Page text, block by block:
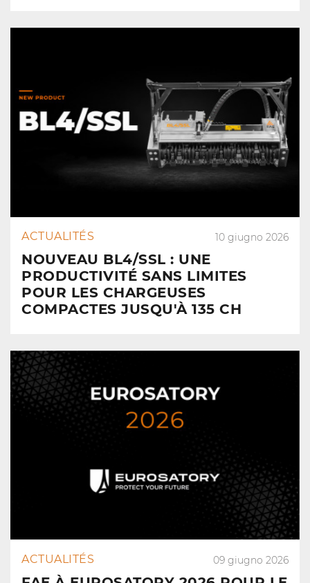
ACTUALITÉS 10 giugno 2026
NOUVEAU BL4/SSL : UNE
PRODUCTIVITÉ SANS LIMITES
POUR LES CHARGEUSES
COMPACTES JUSQU'À 135 CH
ACTUALITÉS 09 giugno 2026